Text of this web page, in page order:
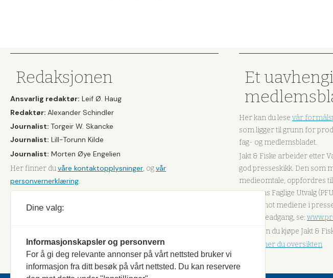
Redaksjonen
Ansvarlig redaktør: Leif Ø. Haug
Redaktør: Alexander Schindler
Journalist: Torgeir W. Skancke
Journalist: Lill-Torunn Kilde
Journalist: Morten Øye Engelien
Her finner duvåre kontaktopplysninger, ogvår
personvernerklæring.
Et
Her kan du lese vår
som ligger til grunn for
fag- og medlemsbladet.
Jakt & Fiske arbeider etter
god presseskikk. Den som
medieomtale, oppfordres
Pressens Faglige Utvalg
klager mot mediene i
om klageadgang, se:
Hvor kan du kjøpe Jakt &
Her finner du oversikten
Dine valg:
Informasjonskapsler og personvern
For å gi deg relevante annonser på vårt nettsted bruker vi
informasjon fra ditt besøk på vårt nettsted. Du kan reservere